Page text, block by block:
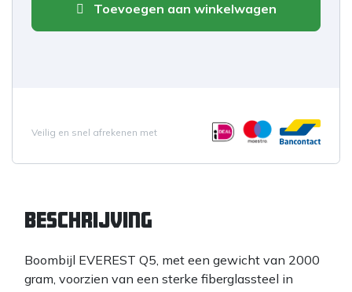
Toevoegen aan winkelwagen
Veilig en snel afrekenen met
Beschrijving
Boombijl EVEREST Q5, met een gewicht van 2000
gram, voorzien van een sterke fiberglassteel in